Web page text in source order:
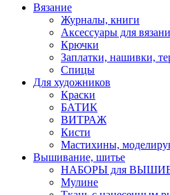
Вязание
Журналы, книги
Аксессуары для
Крючки
Заплатки, нашивки,
Спицы
Для художников
Краски
БАТИК
ВИТРАЖ
Кисти
Мастихины,
Вышивание, шитье
НАБОРЫ для
Мулине